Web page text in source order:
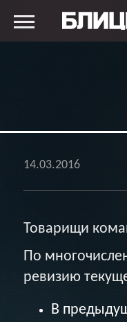
14.03.2016
Товарищи
По
ревизию
В